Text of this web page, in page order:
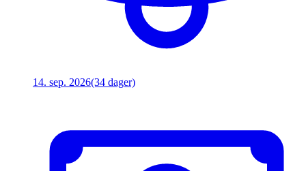
14. sep. 2026(34 dager)